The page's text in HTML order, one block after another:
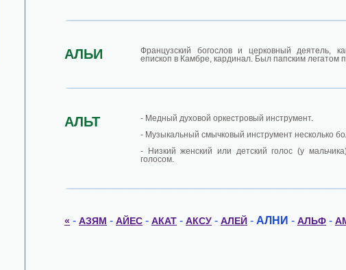
АЛЬИ
Французский богослов и церковный деятель,
епископ в Камбре, кардинал. Был папским легатом
АЛЬТ
- Медный духовой оркестровый инструмент.
- Музыкальный смычковый инструмент несколько
- Низкий женский или детский голос (у
голосом.
« - АЗЯМ - АЙЕС - АКАТ - АКСУ - АЛЕЙ - АЛНИ - АЛЬФ -